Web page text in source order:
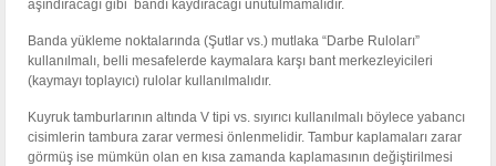
aşındıracağı gibi bandı kaydıracağı unutulmamalıdır.
Banda yükleme noktalarında (Şutlar vs.) mutlaka “Darbe Ruloları”
kullanılmalı, belli mesafelerde kaymalara karşı bant merkezleyicileri
(kaymayı toplayıcı) rulolar kullanılmalıdır.
Kuyruk tamburlarının altında V tipi vs. sıyırıcı kullanılmalı böylece yabancı
cisimlerin tambura zarar vermesi önlenmelidir. Tambur kaplamaları zarar
görmüş ise mümkün olan en kısa zamanda kaplamasının değiştirilmesi